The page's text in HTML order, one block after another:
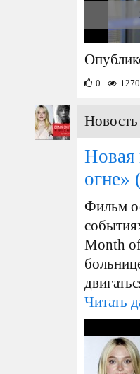
0
Новая
огне»
Фильм
Month
Читать